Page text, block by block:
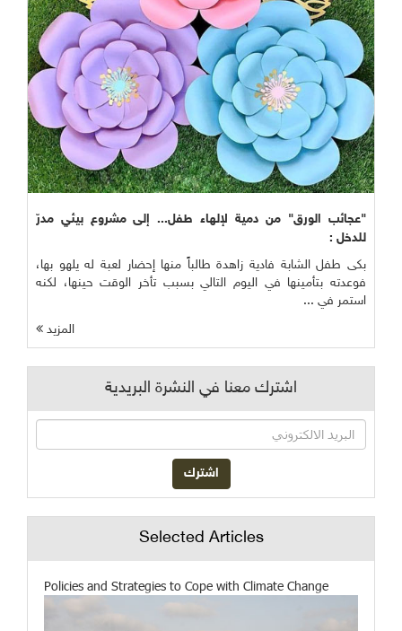
"عجائب الورق" من دمية لإلهاء طفل... إلى مشروع بيئي مدرّ
للدخل :
بكى طفل الشابة فادية زاهدة طالباً منها إحضار لعبة له يلهو بها،
فوعدته بتأمينها في اليوم التالي بسبب تأخر الوقت حينها، لكنه
استمر في ...
المزيد
اشترك معنا في النشرة البريدية
Selected Articles
Policies and Strategies to Cope with Climate Change